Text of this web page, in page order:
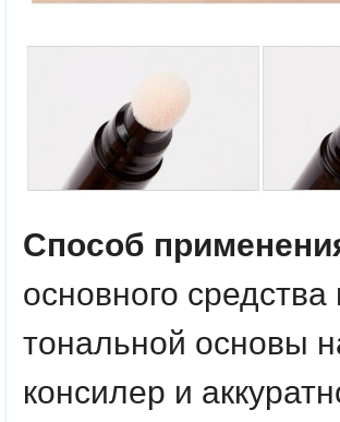
Способ
основного средства
тональной основы
консилер и